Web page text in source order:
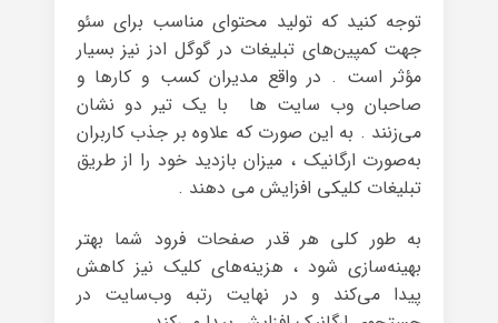
توجه کنید که تولید محتوای مناسب برای سئو
جهت کمپین‌های تبلیغات در گوگل ادز نیز بسیار
مؤثر است . در واقع مدیران کسب و کارها و
صاحبان وب سایت ها با یک تیر دو نشان
می‌زنند . به این صورت که علاوه بر جذب کاربران
به‌صورت ارگانیک ، میزان بازدید خود را از طریق
تبلیغات کلیکی افزایش می دهند .
به طور کلی هر قدر صفحات فرود شما بهتر
بهینه‌سازی شود ، هزینه‌های کلیک نیز کاهش
پیدا می‌کند و در نهایت رتبه وب‌سایت در